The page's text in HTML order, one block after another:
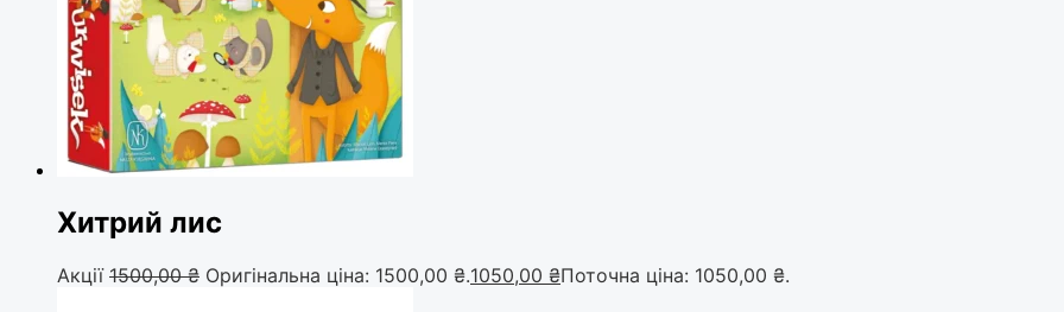
Хитрий лис
Акції 1500,00₴ Оригінальна ціна: 1500,00 ₴.1050,00 ₴Поточна ціна: 1050,00 ₴.